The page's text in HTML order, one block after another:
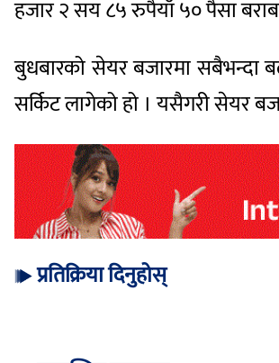
हजार २ सय ८५ रुपैयाँ ५० पैसा
बुधबारको सेयर बजारमा सबैभन्दा
सर्किट लागेको हो । यसैगरी सेयर
प्रतिक्रिया दिनुहोस्